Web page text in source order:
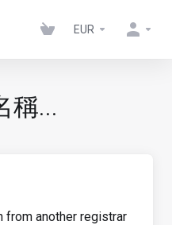
EUR
稱...
from another registrar